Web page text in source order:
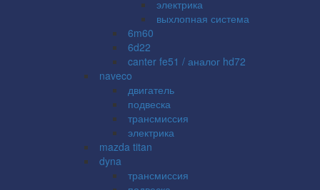
электрика
выхлопная система
6m60
6d22
canter fe51 / аналог hd72
naveco
двигатель
подвеска
трансмиссия
электрика
mazda titan
dyna
трансмиссия